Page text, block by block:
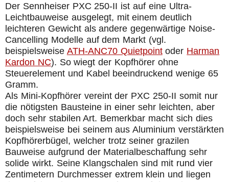
Der Sennheiser PXC 250-II ist auf eine Ultra-
Leichtbauweise ausgelegt, mit einem deutlich
leichteren Gewicht als andere gegenwärtige Noise-
Cancelling Modelle auf dem Markt (vgl.
beispielsweise ATH-ANC70 Quietpointoder Harman
Kardon NC). So wiegt der Kopfhörer ohne
Steuerelement und Kabel beeindruckend wenige 65
Gramm.
Als Mini-Kopfhörer vereint der PXC 250-II somit nur
die nötigsten Bausteine in einer sehr leichten, aber
doch sehr stabilen Art. Bemerkbar macht sich dies
beispielsweise bei seinem aus Aluminium verstärkten
Kopfhörerbügel, welcher trotz seiner grazilen
Bauweise aufgrund der Materialbeschaffung sehr
solide wirkt. Seine Klangschalen sind mit rund vier
Zentimetern Durchmesser extrem klein und liegen